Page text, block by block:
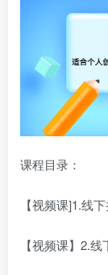
课程目录：
【视频课]1.线
【视频课】2.